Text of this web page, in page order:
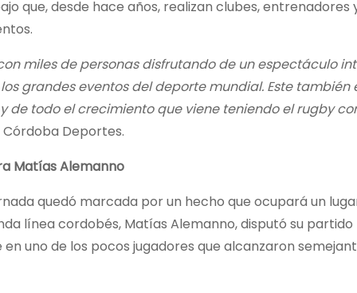
que, desde hace años, realizan clubes,
miles de personas disfrutando de un espectáculo
grandes eventos del deporte mundial. Este también
de todo el crecimiento que viene teniendo el rugby
Deportes.
Matías Alemanno
quedó marcada por un hecho que ocupará un
línea cordobés, Matías Alemanno, disputó su
uno de los pocos jugadores que alcanzaron